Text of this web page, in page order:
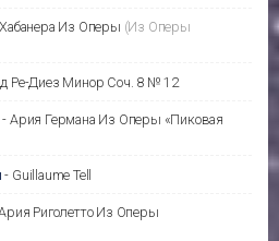
Хабанера Из Оперы (Из Оперы
Ре-Диез Минор Соч. 8 № 12
- Ария Германа Из Оперы «Пиковая
- Guillaume Tell
Риголетто Из Оперы